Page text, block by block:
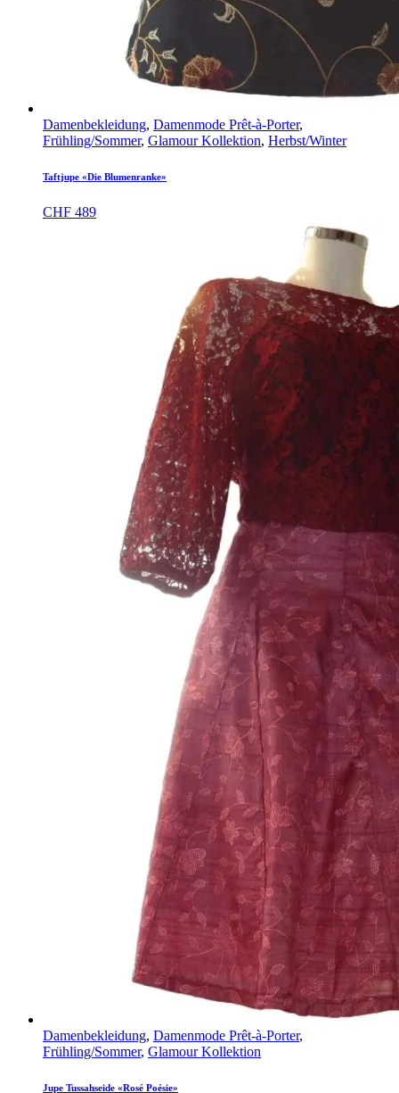
Damenbekleidung, Damenmode Prêt-à-Porter,
Frühling/Sommer, Glamour Kollektion, Herbst/Winter
Taftjupe «Die Blumenranke»
CHF 489
Damenbekleidung, Damenmode Prêt-à-Porter,
Frühling/Sommer, Glamour Kollektion
Jupe Tussahseide «Rosé Poésie»